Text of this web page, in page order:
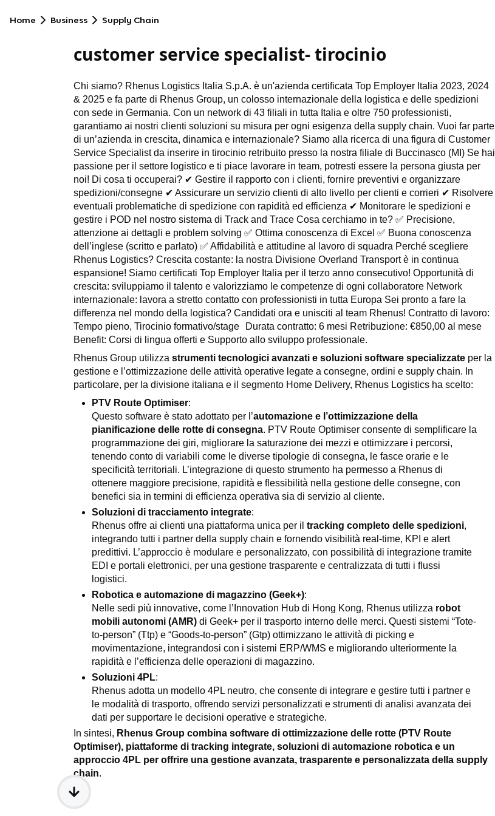
Home Business Supply Chain
customer service specialist- tirocinio
Chi siamo? Rhenus Logistics Italia S.p.A. è un'azienda certificata Top Employer Italia 2023, 2024
& 2025 e fa parte di Rhenus Group, un colosso internazionale della logistica e delle spedizioni
con sede in Germania. Con un network di 43 filiali in tutta Italia e oltre 750 professionisti,
garantiamo ai nostri clienti soluzioni su misura per ogni esigenza della supply chain. Vuoi far parte
di un’azienda in crescita, dinamica e internazionale? Siamo alla ricerca di una figura di Customer
Service Specialist da inserire in tirocinio retribuito presso la nostra filiale di Buccinasco (MI) Se hai
passione per il settore logistico e ti piace lavorare in team, potresti essere la persona giusta per
noi! Di cosa ti occuperai? ✔ Gestire il rapporto con i clienti, fornire preventivi e organizzare
spedizioni/consegne ✔ Assicurare un servizio clienti di alto livello per clienti e corrieri ✔ Risolvere
eventuali problematiche di spedizione con rapidità ed efficienza ✔ Monitorare le spedizioni e
gestire i POD nel nostro sistema di Track and Trace Cosa cerchiamo in te?✅ Precisione,
attenzione ai dettagli e problem solving✅ Ottima conoscenza di Excel✅ Buona conoscenza
dell’inglese (scritto e parlato)✅ Affidabilità e attitudine al lavoro di squadra Perché scegliere
Rhenus Logistics? Crescita costante: la nostra Divisione Overland Transport è in continua
espansione! Siamo certificati Top Employer Italia per il terzo anno consecutivo! Opportunità di
crescita: sviluppiamo il talento e valorizziamo le competenze di ogni collaboratore Network
internazionale: lavora a stretto contatto con professionisti in tutta Europa Sei pronto a fare la
differenza nel mondo della logistica? Candidati ora e unisciti al team Rhenus! Contratto di lavoro:
Tempo pieno, Tirocinio formativo/stage Durata contratto: 6 mesi Retribuzione: €850,00 al mese
Benefit: Corsi di lingua offerti e Supporto allo sviluppo professionale.
Rhenus Group utilizzastrumenti tecnologici avanzati e soluzioni software specializzate per la
gestione e l’ottimizzazione delle attività operative legate a consegne, ordini e supply chain. In
particolare, per la divisione italiana e il segmento Home Delivery, Rhenus Logistics ha scelto:
PTV Route Optimiser:
Questo software è stato adottato per l’automazione e l’ottimizzazione della
pianificazione delle rotte di consegna. PTV Route Optimiser consente di semplificare la
programmazione dei giri, migliorare la saturazione dei mezzi e ottimizzare i percorsi,
tenendo conto di variabili come le diverse tipologie di consegna, le fasce orarie e le
specificità territoriali. L’integrazione di questo strumento ha permesso a Rhenus di
ottenere maggiore precisione, rapidità e flessibilità nella gestione delle consegne, con
benefici sia in termini di efficienza operativa sia di servizio al cliente.
Soluzioni di tracciamento integrate:
Rhenus offre ai clienti una piattaforma unica per iltracking completo delle spedizioni,
integrando tutti i partner della supply chain e fornendo visibilità real-time, KPI e alert
predittivi. L’approccio è modulare e personalizzato, con possibilità di integrazione tramite
EDI e portali elettronici, per una gestione trasparente e centralizzata di tutti i flussi
logistici.
Robotica e automazione di magazzino (Geek+):
Nelle sedi più innovative, come l’Innovation Hub di Hong Kong, Rhenus utilizza robot
mobili autonomi (AMR) di Geek+ per il trasporto interno delle merci. Questi sistemi “Tote-
to-person” (Ttp) e “Goods-to-person” (Gtp) ottimizzano le attività di picking e
movimentazione, integrandosi con i sistemi ERP/WMS e migliorando ulteriormente la
rapidità e l’efficienza delle operazioni di magazzino.
Soluzioni 4PL:
Rhenus adotta un modello 4PL neutro, che consente di integrare e gestire tutti i partner e
le modalità di trasporto, offrendo servizi personalizzati e strumenti di analisi avanzata dei
dati per supportare le decisioni operative e strategiche.
In sintesi, Rhenus Group combina software di ottimizzazione delle rotte (PTV Route
Optimiser), piattaforme di tracking integrate, soluzioni di automazione robotica e un
approccio 4PL per offrire una gestione avanzata, trasparente e personalizzata della supply
chain.